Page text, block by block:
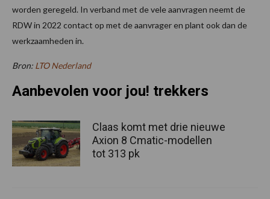
worden geregeld. In verband met de vele aanvragen neemt de
RDW in 2022 contact op met de aanvrager en plant ook dan de
werkzaamheden in.
Bron: LTO Nederland
Aanbevolen voor jou! trekkers
Claas komt met drie nieuwe
Axion 8 Cmatic-modellen
tot 313 pk